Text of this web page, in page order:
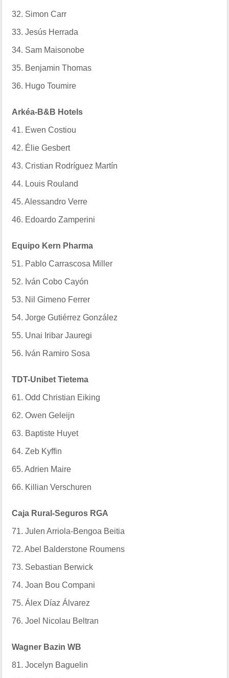
32. Simon Carr
33. Jesús Herrada
34. Sam Maisonobe
35. Benjamin Thomas
36. Hugo Toumire
Arkéa-B&B Hotels
41. Ewen Costiou
42. Élie Gesbert
43. Cristian Rodríguez Martín
44. Louis Rouland
45. Alessandro Verre
46. Edoardo Zamperini
Equipo Kern Pharma
51. Pablo Carrascosa Miller
52. Iván Cobo Cayón
53. Nil Gimeno Ferrer
54. Jorge Gutiérrez González
55. Unai Iribar Jauregi
56. Iván Ramiro Sosa
TDT-Unibet Tietema
61. Odd Christian Eiking
62. Owen Geleijn
63. Baptiste Huyet
64. Zeb Kyffin
65. Adrien Maire
66. Killian Verschuren
Caja Rural-Seguros RGA
71. Julen Arriola-Bengoa Beitia
72. Abel Balderstone Roumens
73. Sebastian Berwick
74. Joan Bou Compani
75. Álex Díaz Álvarez
76. Joel Nicolau Beltran
Wagner Bazin WB
81. Jocelyn Baguelin